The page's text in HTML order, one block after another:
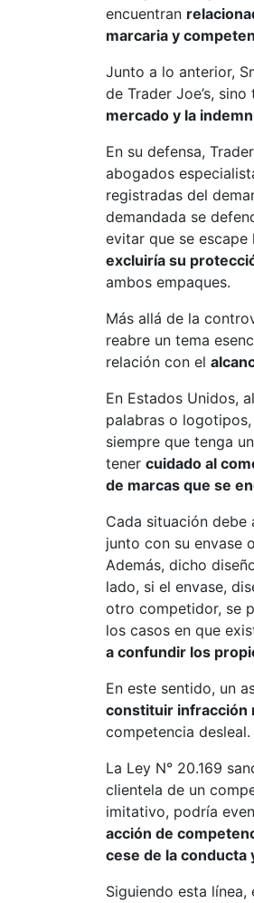
encuentran
marcaria y
Junto a lo anterior,
de Trader Joe’s, sino
mercado y la
En su defensa,
abogados
registradas del
demandada se
evitar que se
excluiría su
ambos empaques.
Más allá de la
reabre un tema
relación con el
En Estados Unidos,
palabras o
siempre que tenga
tener cuidado al
de marcas que se
Cada situación debe
junto con su envase
Además, dicho
lado, si el envase,
otro competidor, se
los casos en que
a confundir los
En este sentido, un
constituir infracción
competencia desleal.
La Ley N° 20.169
clientela de un
imitativo, podría
acción de
cese de la
Siguiendo esta